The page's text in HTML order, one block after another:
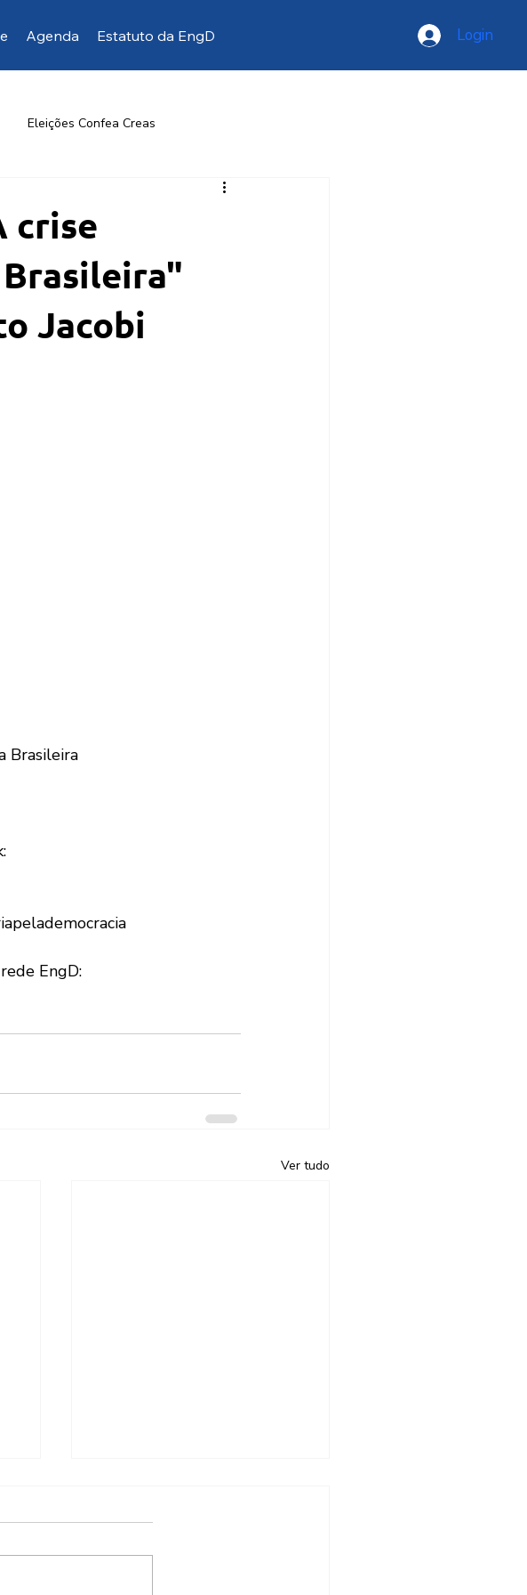
Agenda Estatuto da EngD Login
Eleições Confea Creas
Opinião
crise
Jacobi
Brasileira
EngD:
Ver tudo